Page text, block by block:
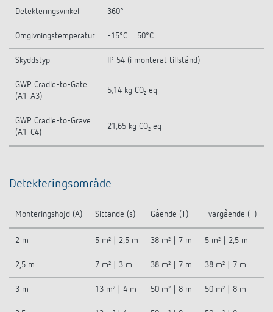
Detekteringsvinkel 360°
Omgivningstemperatur -15°C ... 50°C
Skyddstyp IP 54 (i monterat tillstånd)
GWP Cradle-to-Gate
(A1-A3)
5,14 kg CO₂ eq
GWP Cradle-to-Grave
(A1-C4)
21,65 kg CO₂ eq
Detekteringsområde
Monteringshöjd (A) Sittande (s) Gående (T) Tvärgående (T)
2 m 5 m² | 2,5 m 38 m² | 7 m 5 m² | 2,5 m
2,5 m 7 m² | 3 m 38 m² | 7 m 38 m² | 7 m
3 m 13 m² | 4 m 50 m² | 8 m 50 m² | 8 m